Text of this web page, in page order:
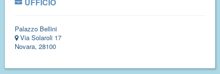
Palazzo Bellini
Via Solaroli 17
Novara, 28100